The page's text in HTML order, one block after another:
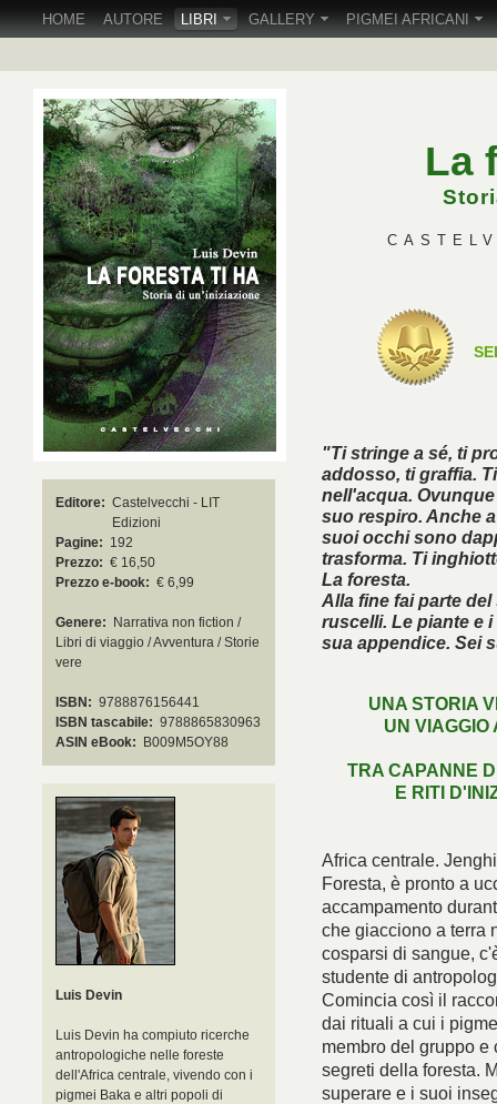
Editore: Castelvecchi - LIT
Edizioni
Pagine: 192
Prezzo: € 16,50
Prezzo e-book: € 6,99
Genere: Narrativa non fiction /
Libri di viaggio / Avventura / Storie
vere
ISBN: 9788876156441
ISBN tascabile: 9788865830963
ASIN eBook: B009M5OY88
Luis Devin
Luis Devin ha compiuto ricerche
antropologiche nelle foreste
dell'Africa centrale, vivendo con i
pigmei Baka e altri popoli di
La
È
"Ti stringe a sé, ti
addosso, ti graffia.
nell'acqua.
suo respiro. Anche
suoi occhi sono
trasforma. Ti
La foresta.
Alla fine fai parte
ruscelli. Le piante e
sua appendice. Sei
UNA STORIA
UN VIAGGIO
TRA CAPANNE
E RITI
Africa centrale.
Foresta, è pronto a
accampamento
che giacciono a terra
cosparsi di sangue,
studente di
Comincia così il
dai rituali a cui i
membro del gruppo
segreti della foresta.
superare e i suoi
HOME AUTORE LIBRI GALLERY PIGMEI AFRICANI